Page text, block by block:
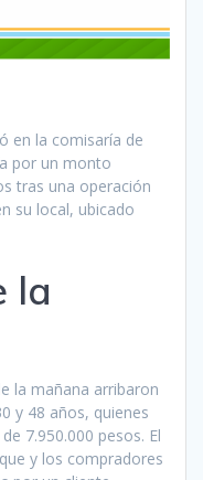
en la comisaría de
por un monto
tras una operación
su local, ubicado
la
la mañana arribaron
y 48 años, quienes
7.950.000 pesos. El
y los compradores